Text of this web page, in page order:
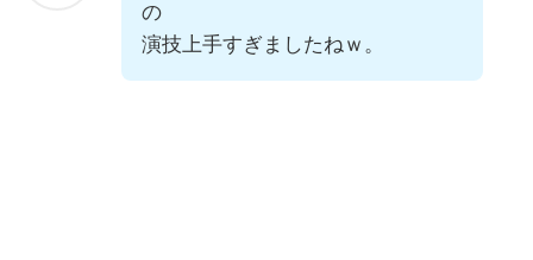
の
演技上手すぎましたねｗ。